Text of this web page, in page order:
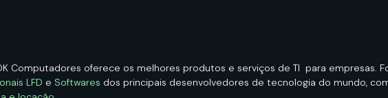
Computadores oferece os melhores produtos e serviços de TI para empresas.
LFD e Softwares dos principais desenvolvedores de tecnologia do mundo,